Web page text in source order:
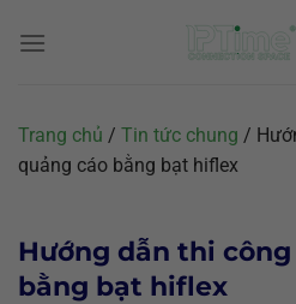
đến
Trang chủ / Tin tức chung /
quảng cáo bằng bạt hiflex
Hướng dẫn thi
bằng bạt hiflex